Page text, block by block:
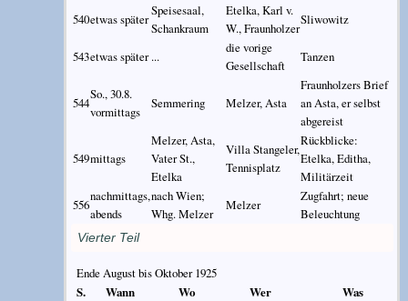
540etwas später
Speisesaal,
Schankraum
Etelka, Karl v.
W., Fraunholzer
Sliwowitz
543etwas später ...
die vorige
Gesellschaft
Tanzen
544
So., 30.8.
vormittags
Semmering Melzer, Asta
Fraunholzers Brief
an Asta, er selbst
abgereist
549mittags
Melzer, Asta,
Vater St.,
Etelka
Villa Stangeler,
Tennisplatz
Rückblicke:
Etelka, Editha,
Militärzeit
556
nachmittags,
abends
nach Wien;
Whg. Melzer
Melzer
Zugfahrt; neue
Beleuchtung
Vierter Teil
Ende August bis Oktober 1925
S.
Wann Wo Wer Was